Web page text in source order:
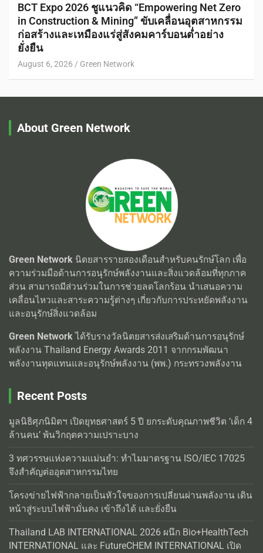
BCT Expo 2026 ชูแนวคิด “Empowering Net Zero
in Construction & Mining” ขับเคลื่อนอุตสาหกรรม
ก่อสร้างและเหมืองแร่สู่สังคมคาร์บอนต่ำอย่าง
ยั่งยืน
August 6, 2026 Green Network
About Green Network
Green Network นิตยสารรายสองเดือนสำหรับคนรักษ์โลก เพื่อ
ความร่วมมือด้านการอนุรักษ์พลังงานและสิ่งแวดล้อมที่ทุกภาค
ส่วน สามารถมีส่วนร่วมในการช่วยลดโลกร้อน นำเสนอความ
เคลื่อนไหวและสาระความรู้ต่างๆ เกี่ยวกับการประหยัดพลังงาน
และอนุรักษ์สิ่งแวดล้อม
Green Networkได้รับรางวัลนิตยสารส่งเสริมด้านการอนุรักษ์
พลังงาน Thailand Energy Awards 2011 จากกรมพัฒนา
พลังงานทุดแทนและอนุรักษ์พลังงาน (พพ.) กระทรวงพลังงาน
Recent Posts
มูลนิธิศุภนิมิตฯ เปิดยุทธศาสตร์ 5 ปี ยกระดับคุณภาพชีวิต ‘เด็ก 4
ล้านคน’ พ้นวิกฤตความเปราะบาง
3 ทศวรรษแห่งความแม่นยำ: ทำไมมาตรฐาน ISO/IEC 17025
จึงสำคัญต่ออุตสาหกรรมไทย
โครงข่ายไฟฟ้ากลายเป็นหัวใจของการเปลี่ยนผ่านพลังงาน เดิน
หน้าสู่ระบบไฟฟ้ามั่นคง เข้าถึงได้ และยั่งยืน
Thailand LAB INTERNATIONAL 2026 ผนึก Bio+HealthTech
INTERNATIONAL และ FutureCHEM INTERNATIONAL เปิด